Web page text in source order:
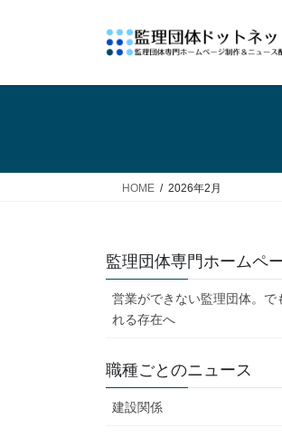
HOME 2026年2月
監理団体専門ホームペ
営業ができない監理団体。で
れる存在へ
職種ごとのニュース
建設関係